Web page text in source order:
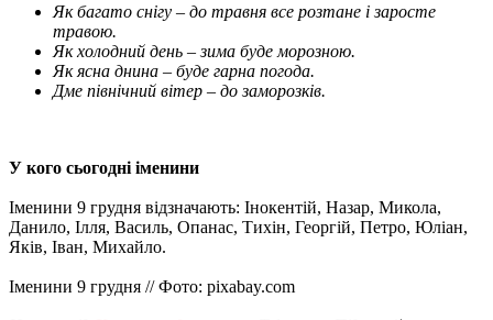
Як багато снігу – до травня все розтане і заросте
травою.
Як холодний день – зима буде морозною.
Як ясна днина – буде гарна погода.
Дме північний вітер – до заморозків.
У кого сьогодні іменини
Іменини 9 грудня відзначають: Інокентій, Назар, Микола,
Данило, Ілля, Василь, Опанас, Тихін, Георгій, Петро, ​​Юліан,
Яків, Іван, Михайло.
Іменини 9 грудня // Фото: pixabay.com